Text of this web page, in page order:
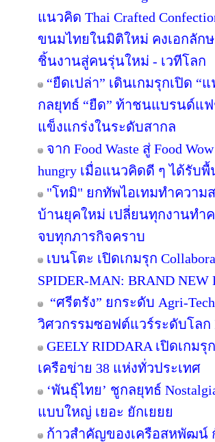
แนวคิด Thai Crafted
ขนมไทยในมิติใหม่ คงเอกลัก
ชิ้นงานสู่คนรุ่นใหม่ - เวทีโลก
“ยืดเปล่า” เดินเกมรุกเปิด
กลยุทธ์ “ยืด” ท้าชนแบรนด์แ
แข็งแกร่งในระดับสากล
จาก Food Waste สู่ Food
hungry เมื่อแนวคิดดี ๆ ได้รับ
"โทมิ" ยกทัพไอเทมทำความ
บ้านยุคใหม่ เปลี่ยนทุกงานทำค
จบทุกภารกิจคราบ
เบนโตะ เปิดเกมรุก
SPIDER-MAN: BRAND
“ศรีตรัง” ยกระดับ Agri-
วิศวกรรมซอฟต์แวร์ระดับโลก
GEELY RIDDARA เปิดเก
เครือข่าย 38 แห่งทั่วประเทศ
‘พันธุ์ไทย’ ชูกลยุทธ์
แบบใหญ่ เยอะ ยักเยยย
ก้าวสำคัญของเครือสหพัฒน์